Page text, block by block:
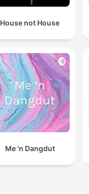
House not House
Me 'n Dangdut